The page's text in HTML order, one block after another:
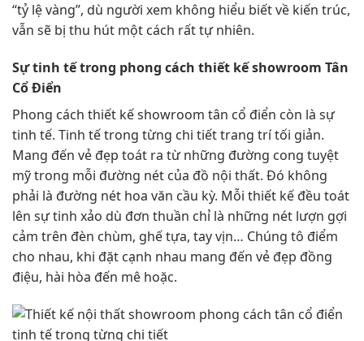
“tỷ lệ vàng”, dù người xem không hiểu biết về kiến trúc,
vẫn sẽ bị thu hút một cách rất tự nhiên.
Sự tinh tế trong phong cách thiết kế showroom Tân
Cổ Điển
Phong cách thiết kế showroom tân cổ điển còn là sự
tinh tế. Tinh tế trong từng chi tiết trang trí tối giản.
Mang đến vẻ đẹp toát ra từ những đường cong tuyệt
mỹ trong mỗi đường nét của đồ nội thất. Đó không
phải là đường nét hoa văn cầu kỳ. Mỗi thiết kế đều toát
lên sự tinh xảo dù đơn thuần chỉ là những nét lượn gợi
cảm trên đèn chùm, ghế tựa, tay vịn… Chúng tô điểm
cho nhau, khi đặt cạnh nhau mang đến vẻ đẹp đồng
điệu, hài hòa đến mê hoặc.